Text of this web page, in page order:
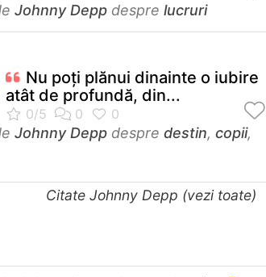
Johnny Depp despre lucruri
Nu poţi plănui dinainte o iubire
atât de profundă, din...
Johnny Depp despre destin, copii,
Citate Johnny Depp (vezi toate)